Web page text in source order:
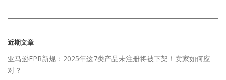
近期文章
亚马逊EPR新规：2025年这7类产品未注册将被下架！卖家如何应
对？